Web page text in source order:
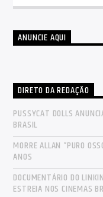
ANUNCIE AQUI
DIRETO DA REDAÇÃO
PUSSYCAT DOLLS
BRASIL
MORRE ALLAN “PURO
ANOS
DOCUMENTÁRIO DO
ESTREIA NOS CINEMAS